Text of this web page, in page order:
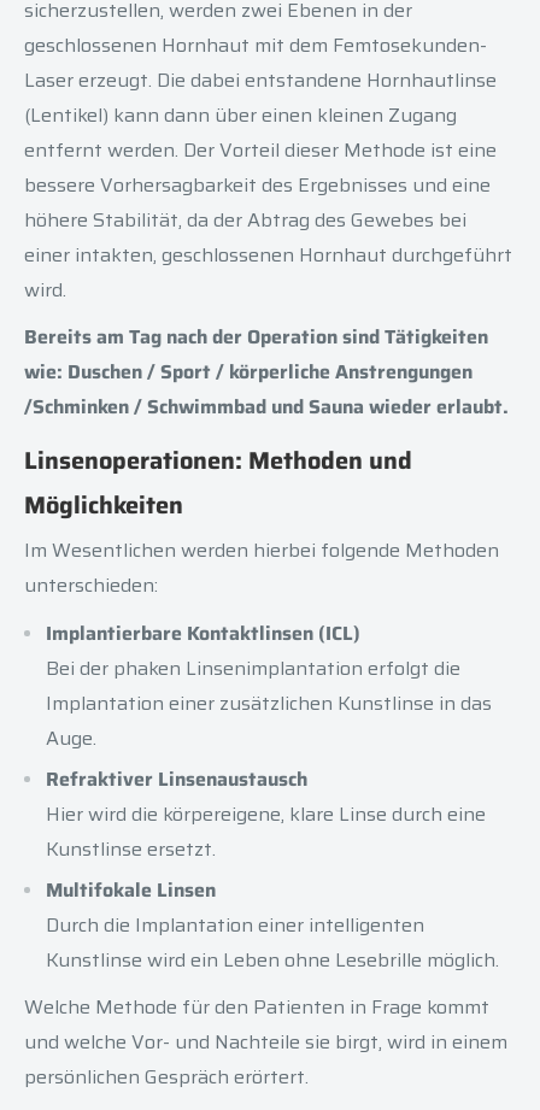
sicherzustellen, werden zwei Ebenen in der
geschlossenen Hornhaut mit dem Femtosekunden-
Laser erzeugt. Die dabei entstandene Hornhautlinse
(Lentikel) kann dann über einen kleinen Zugang
entfernt werden. Der Vorteil dieser Methode ist eine
bessere Vorhersagbarkeit des Ergebnisses und eine
höhere Stabilität, da der Abtrag des Gewebes bei
einer intakten, geschlossenen Hornhaut durchgeführt
wird.
Bereits am Tag nach der Operation sind Tätigkeiten
wie: Duschen / Sport / körperliche Anstrengungen
/Schminken / Schwimmbad und Sauna wieder erlaubt.
Linsenoperationen: Methoden und
Möglichkeiten
Im Wesentlichen werden hierbei folgende Methoden
unterschieden:
Implantierbare Kontaktlinsen (ICL)
Bei der phaken Linsenimplantation erfolgt die
Implantation einer zusätzlichen Kunstlinse in das
Auge.
Refraktiver Linsenaustausch
Hier wird die körpereigene, klare Linse durch eine
Kunstlinse ersetzt.
Multifokale Linsen
Durch die Implantation einer intelligenten
Kunstlinse wird ein Leben ohne Lesebrille möglich.
Welche Methode für den Patienten in Frage kommt
und welche Vor- und Nachteile sie birgt, wird in einem
persönlichen Gespräch erörtert.